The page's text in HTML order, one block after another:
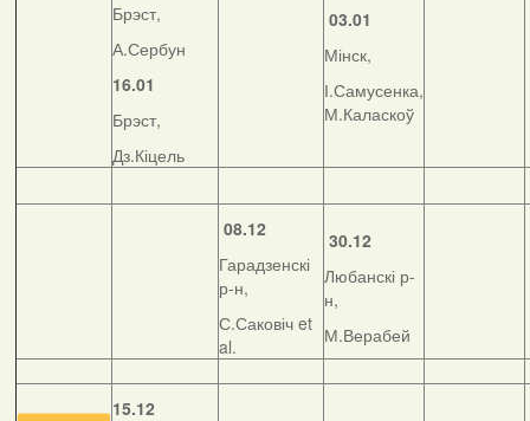
Брэст,
А.Сербун
16.01
Брэст,
Дз.Кіцель
03.01
Мінск,
І.Самусенка,
М.Каласкоў
08.12
Гарадзенскі
р-н,
С.Саковіч et
al.
30.12
Любанскі р-
н,
М.Верабей
15.12